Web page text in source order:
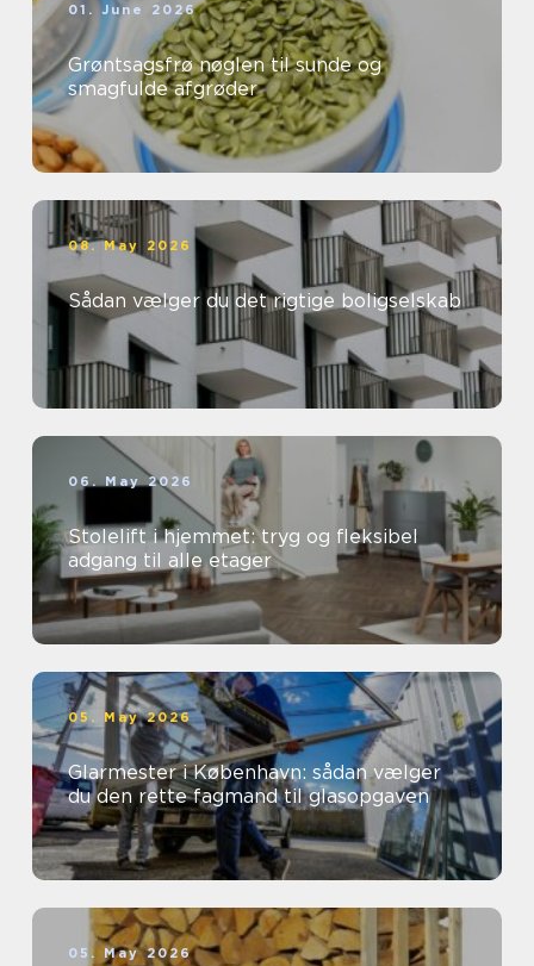
01. June 2026
Grøntsagsfrø nøglen til sunde og
smagfulde afgrøder
08. May 2026
Sådan vælger du det rigtige boligselskab
06. May 2026
Stolelift i hjemmet: tryg og fleksibel
adgang til alle etager
05. May 2026
Glarmester i København: sådan vælger
du den rette fagmand til glasopgaven
05. May 2026